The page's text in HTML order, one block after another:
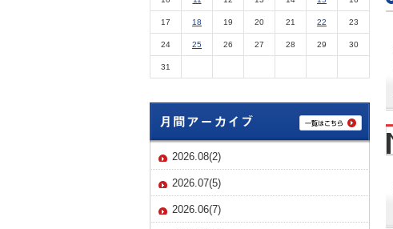
17 18 19 20 21 22 23
24 25 26 27 28 29 30
31
2026.08(2)
2026.07(5)
2026.06(7)